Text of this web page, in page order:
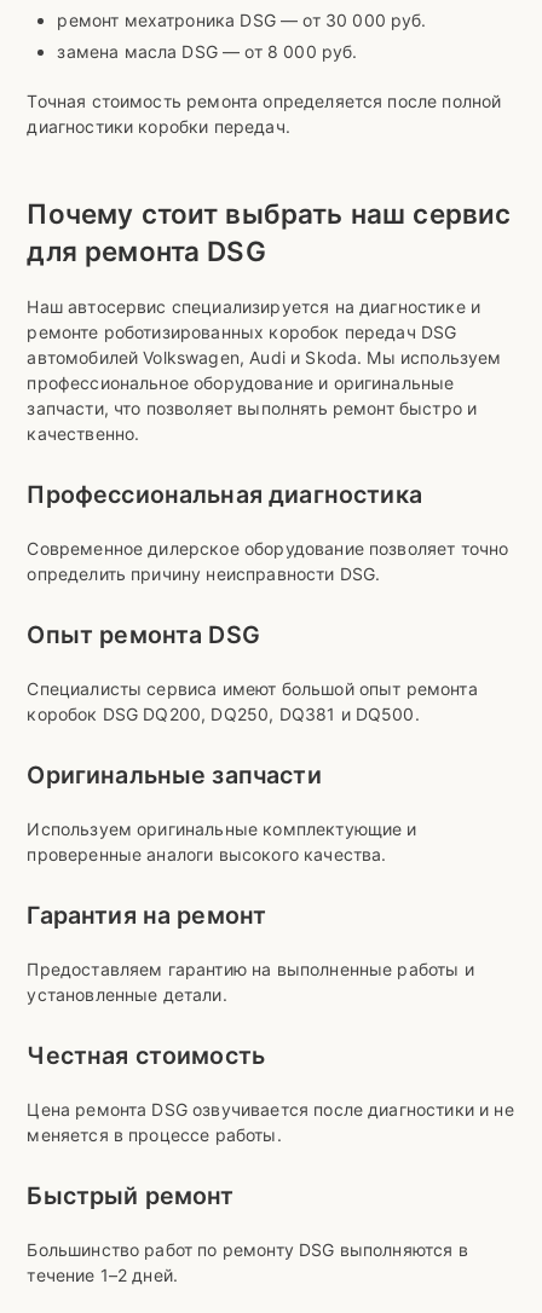
ремонт мехатроника DSG — от 30 000 руб.
замена масла DSG — от 8 000 руб.
Точная стоимость ремонта определяется после полной
диагностики коробки передач.
Почему стоит выбрать наш сервис
для ремонта DSG
Наш автосервис специализируется на диагностике и
ремонте роботизированных коробок передач DSG
автомобилей Volkswagen, Audi и Skoda. Мы используем
профессиональное оборудование и оригинальные
запчасти, что позволяет выполнять ремонт быстро и
качественно.
Профессиональная диагностика
Современное дилерское оборудование позволяет точно
определить причину неисправности DSG.
Опыт ремонта DSG
Специалисты сервиса имеют большой опыт ремонта
коробок DSG DQ200, DQ250, DQ381 и DQ500.
Оригинальные запчасти
Используем оригинальные комплектующие и
проверенные аналоги высокого качества.
Гарантия на ремонт
Предоставляем гарантию на выполненные работы и
установленные детали.
Честная стоимость
Цена ремонта DSG озвучивается после диагностики и не
меняется в процессе работы.
Быстрый ремонт
Большинство работ по ремонту DSG выполняются в
течение 1–2 дней.